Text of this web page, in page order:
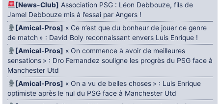
[News-Club] Association PSG : Léon Debbouze, fils de
Jamel Debbouze mis à l’essai par Angers !
[Amical-Pros] « Ce n’est que du bonheur de jouer ce genre
de match » : David Boly reconnaissant envers Luis Enrique !
[Amical-Pros] « On commence à avoir de meilleures
sensations » : Dro Fernandez souligne les progrès du PSG face à
Manchester Utd
[Amical-Pros] « On a vu de belles choses » : Luis Enrique
optimiste après le nul du PSG face à Manchester Utd